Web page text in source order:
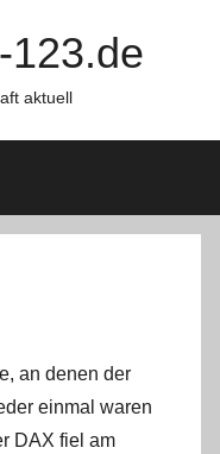
123.de
aktuell
an denen der
einmal waren
DAX fiel am